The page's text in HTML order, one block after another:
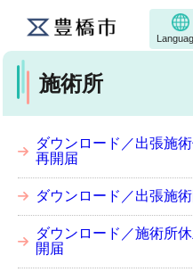
施術所
ダウンロード／出張施
再開届
ダウンロード／出張施
ダウンロード／施術所
開届